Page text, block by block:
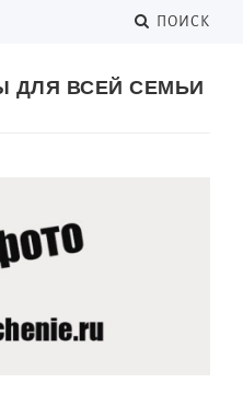
ПОИСК
ДЛЯ ВСЕЙ СЕМЬИ